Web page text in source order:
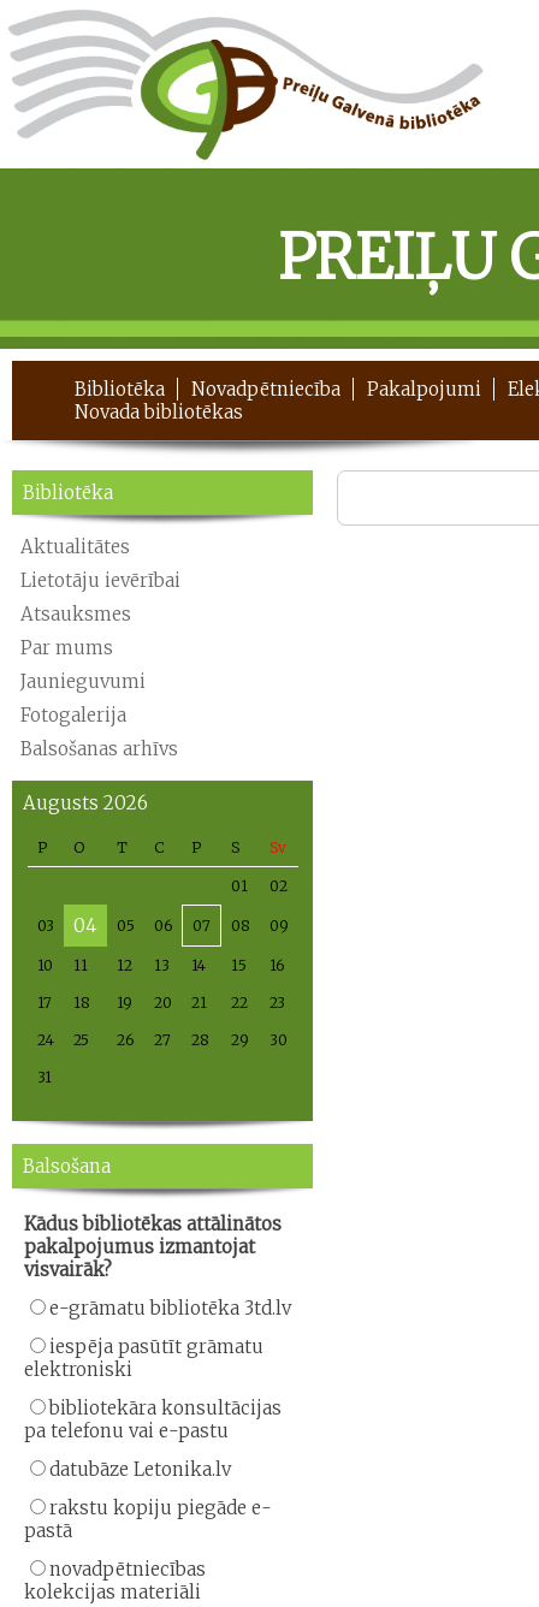
PREIĻU
Bibliotēka Novadpētniecība Pakalpojumi
Novada bibliotēkas
Bibliotēka
Aktualitātes
Lietotāju ievērībai
Atsauksmes
Par mums
Jaunieguvumi
Fotogalerija
Balsošanas arhīvs
Augusts 2026
P O T C P S Sv
01 02
03 04 05 06 07 08 09
10 11 12 13 14 15 16
17 18 19 20 21 22 23
24 25 26 27 28 29 30
31
Balsošana
Kādus bibliotēkas attālinātos
pakalpojumus izmantojat
visvairāk?
e-grāmatu bibliotēka 3td.lv
iespēja pasūtīt grāmatu
elektroniski
bibliotekāra konsultācijas
pa telefonu vai e-pastu
datubāze Letonika.lv
rakstu kopiju piegāde e-
pastā
novadpētniecības
kolekcijas materiāli